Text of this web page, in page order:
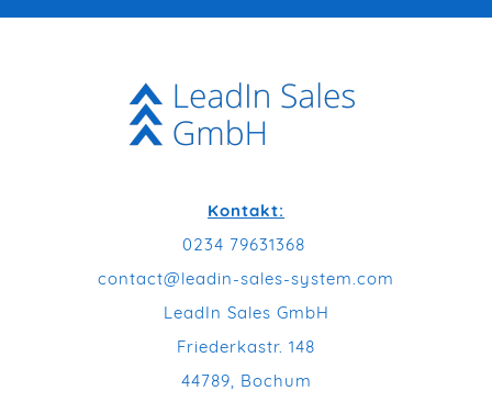
Kontakt:
0234 79631368
contact@leadin-sales-system.com
LeadIn Sales GmbH
Friederkastr. 148
44789, Bochum